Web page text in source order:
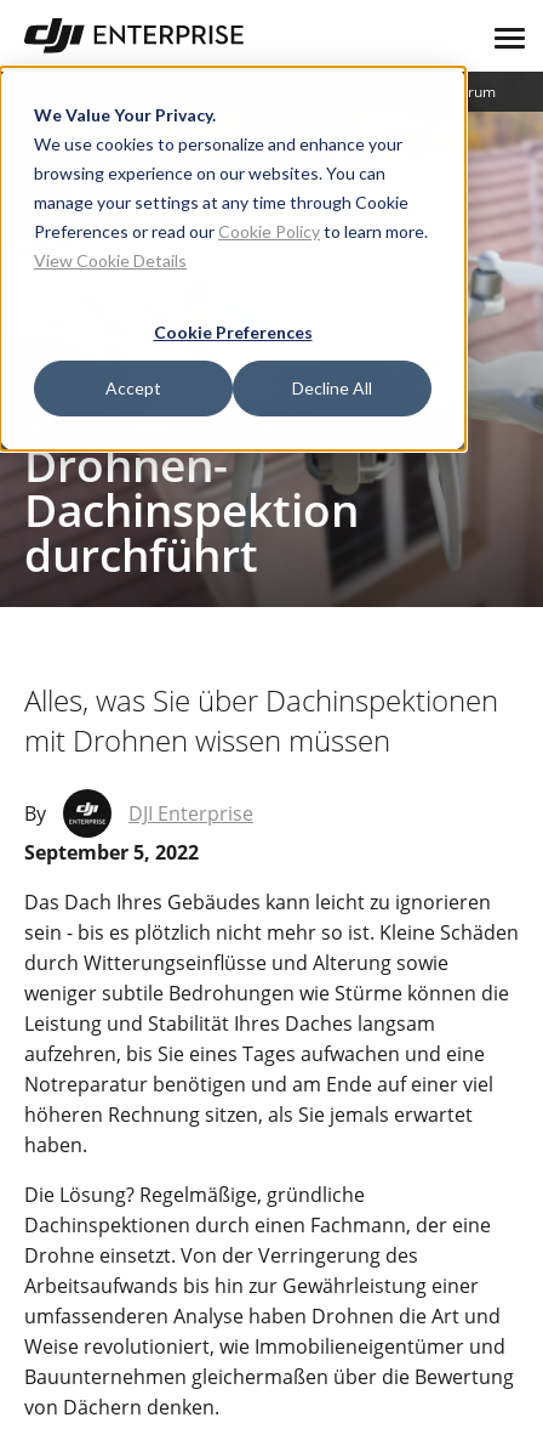
We Value Your Privacy.
We use cookies to personalize and enhance your
browsing experience on our websites. You can
manage your settings at any time through Cookie
Preferences or read our Cookie Policyto learn more.
View Cookie Details
Cookie Preferences
Accept Decline All
Lernzentrum
Blog Wie man eine Drohnen-Dachinspektion durchführt
Wie man eine
Drohnen-
Dachinspektion
durchführt
Alles, was Sie über Dachinspektionen
mit Drohnen wissen müssen
By
DJI Enterprise
September 5, 2022
Das Dach Ihres Gebäudes kann leicht zu ignorieren
sein - bis es plötzlich nicht mehr so ist. Kleine Schäden
durch Witterungseinflüsse und Alterung sowie
weniger subtile Bedrohungen wie Stürme können die
Leistung und Stabilität Ihres Daches langsam
aufzehren, bis Sie eines Tages aufwachen und eine
Notreparatur benötigen und am Ende auf einer viel
höheren Rechnung sitzen, als Sie jemals erwartet
haben.
Die Lösung? Regelmäßige, gründliche
Dachinspektionen durch einen Fachmann, der eine
Drohne einsetzt. Von der Verringerung des
Arbeitsaufwands bis hin zur Gewährleistung einer
umfassenderen Analyse haben Drohnen die Art und
Weise revolutioniert, wie Immobilieneigentümer und
Bauunternehmen gleichermaßen über die Bewertung
von Dächern denken.